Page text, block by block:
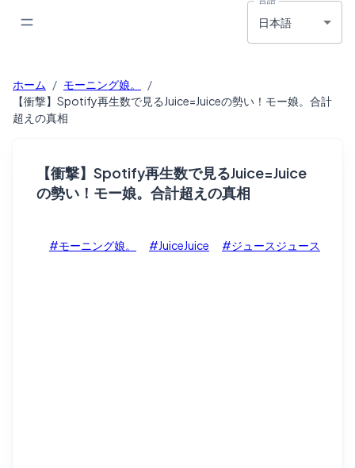
日本語
ホーム / モーニング娘。
/
【衝撃】Spotify再生数で見るJuice=Juiceの勢い！モー娘。合計
超えの真相
【衝撃】Spotify再生数で見るJuice=Juice
の勢い！モー娘。合計超えの真相
#モーニング娘。 #JuiceJuice #ジュースジュース